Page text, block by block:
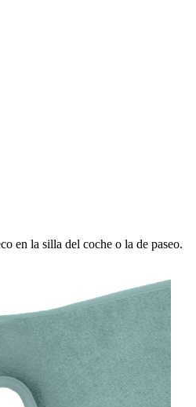
en la silla del coche o la de paseo.